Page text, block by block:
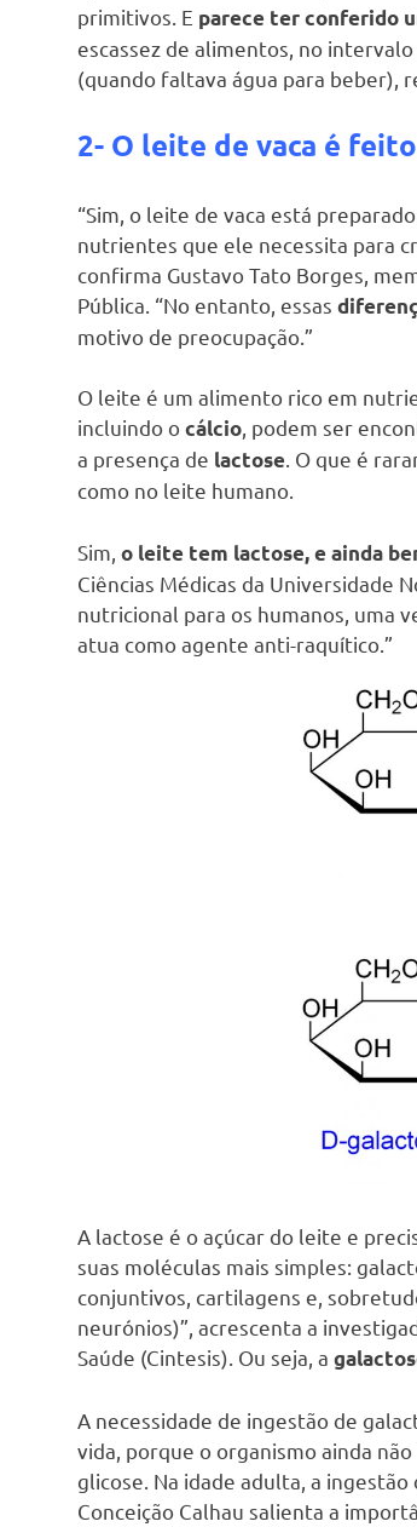
primitivos. E parece ter conferido
escassez de alimentos, no
(quando faltava água para beber),
2- O leite de vaca é
“Sim, o leite de vaca está
nutrientes que ele necessita para
confirma Gustavo Tato Borges,
Pública. “No entanto, essas
motivo de preocupação.”
O leite é um alimento rico em
incluindo ocálcio, podem ser
a presença de lactose. O que é
como no leite humano.
Sim, o leite tem lactose, e ainda
Ciências Médicas da Universidade
nutricional para os humanos, uma
atua como agente anti-raquítico.”
A lactose é o açúcar do leite e
suas moléculas mais simples:
conjuntivos, cartilagens e,
neurónios)”, acrescenta a
Saúde (Cintesis). Ou seja, a
A necessidade de ingestão de
vida, porque o organismo ainda
glicose. Na idade adulta, a
Conceição Calhau salienta a